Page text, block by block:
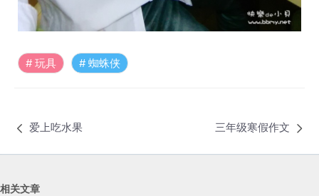
玩具 蜘蛛侠
爱上吃水果 三年级寒假作文
相关文章